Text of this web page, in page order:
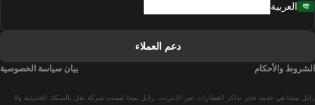
رايل نينجا هي خدمة حجز تذاكر القطارات عبر الإنترنت. رايل نينجا ليست شركة نقل بالسكك الحديدية ولا
العربية
دعم العملاء
الشروط والأحكام بيان سياسة الخصوصية